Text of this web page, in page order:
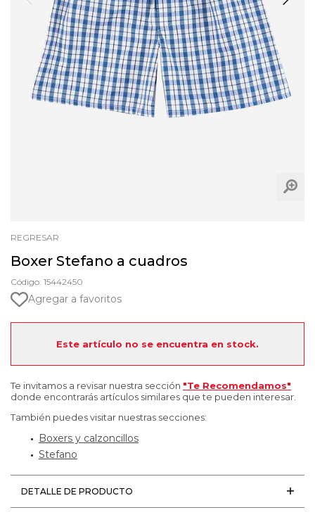
REGRESAR
Boxer Stefano a cuadros
Código: 15442450
Agregar a favoritos
Este artículo no se encuentra en stock.
Te invitamos a revisar nuestra sección "Te Recomendamos"
donde encontrarás artículos similares que te pueden interesar.
También puedes visitar nuestras secciones:
Boxers y calzoncillos
Stefano
DETALLE DE PRODUCTO